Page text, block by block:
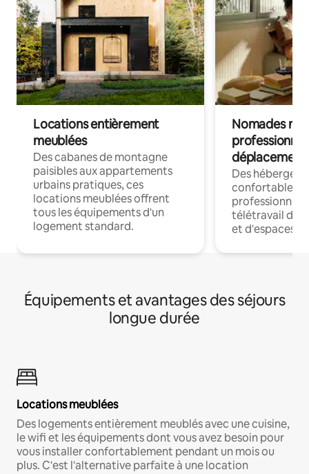
Locations entièrement
meublées
Des cabanes de montagne
paisibles aux appartements
urbains pratiques, ces
locations meublées offrent
tous les équipements d'un
logement standard.
Nomades
déplacement
Des
confortables
professionnels
télétravail
et d'espaces
Équipements et avantages des séjours
longue durée
Locations meublées
Des logements entièrement meublés avec une cuisine,
le wifi et les équipements dont vous avez besoin pour
vous installer confortablement pendant un mois ou
plus. C'est l'alternative parfaite à une location